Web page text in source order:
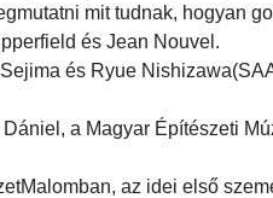
mit tudnak, hogyan
és Jean Nouvel.
és Ryue
a Magyar Építészeti
az idei első